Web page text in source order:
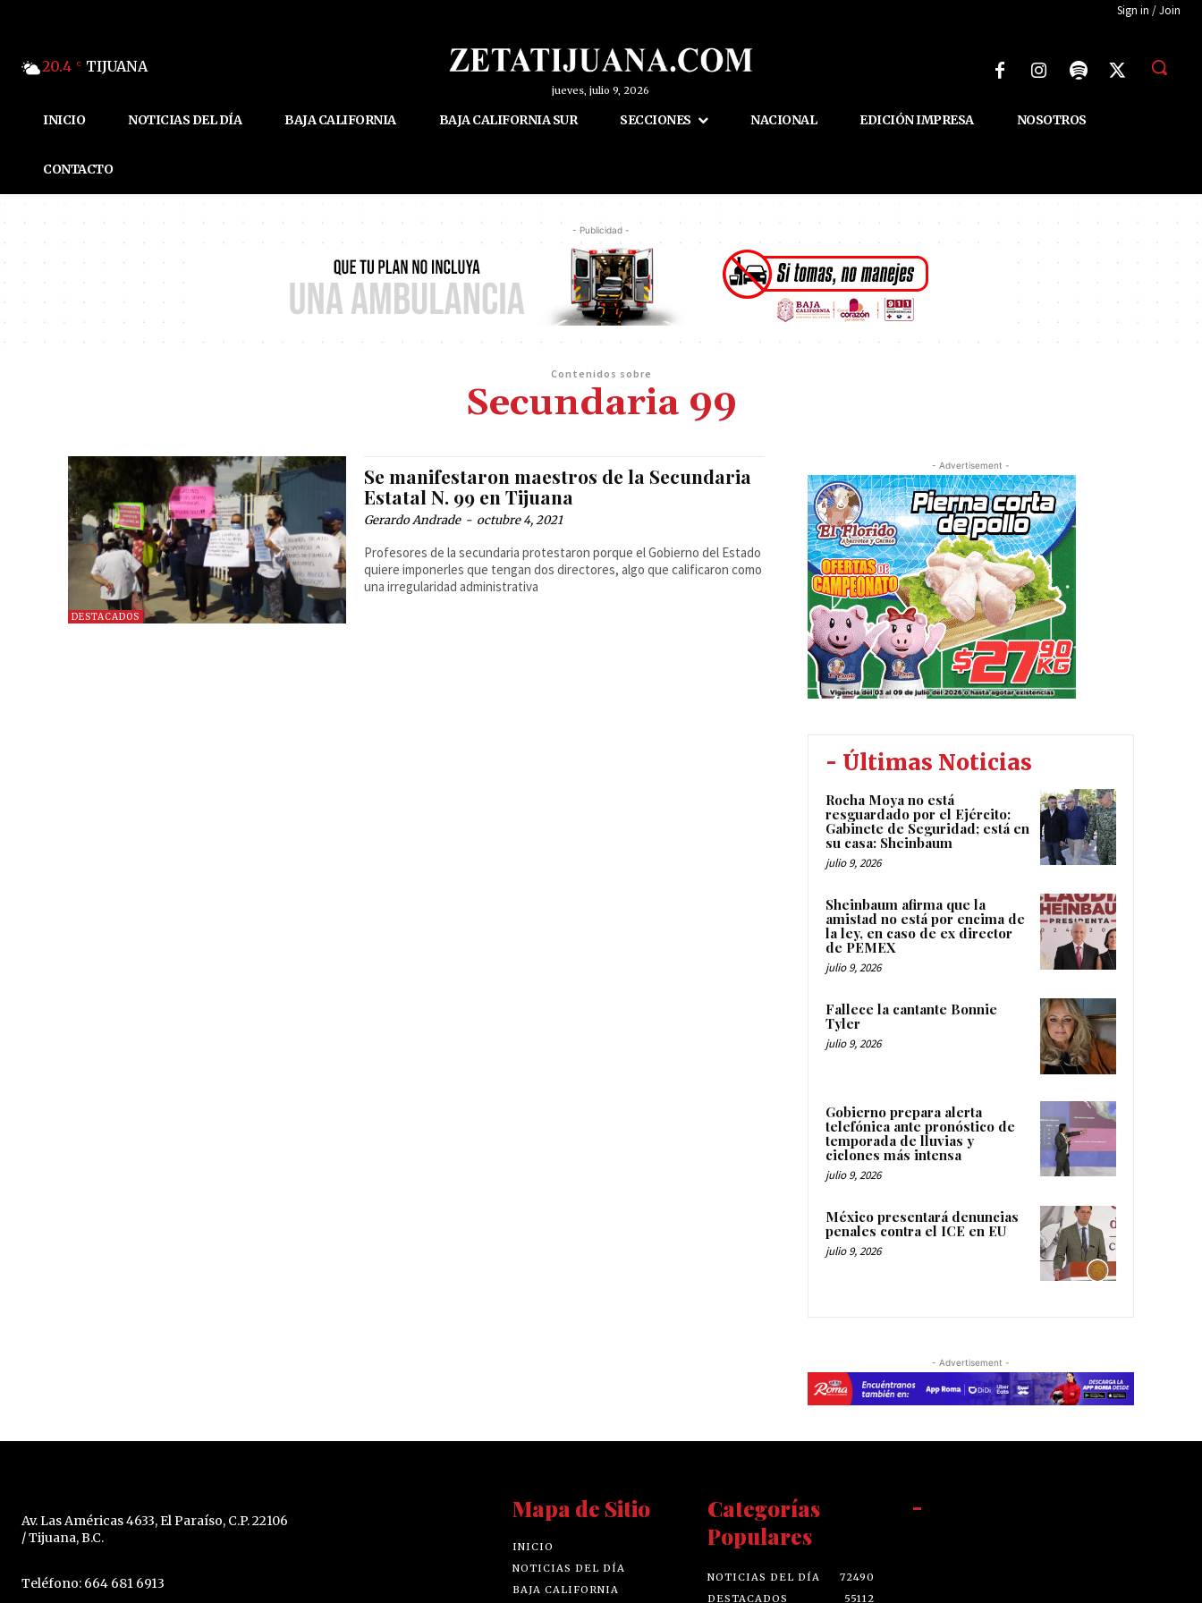
Sign in / Join
20.4 C TIJUANA
jueves, julio 9, 2026
INICIO NOTICIAS DEL DÍA BAJA CALIFORNIA BAJA CALIFORNIA SUR SECCIONES NACIONAL EDICIÓN IMPRESA NOSOTROS
CONTACTO
- Publicidad -
Contenidos sobre
Secundaria 99
DESTACADOS
Se manifestaron maestros de la Secundaria
Estatal N. 99 en Tijuana
Gerardo Andrade - octubre 4, 2021
Profesores de la secundaria protestaron porque el Gobierno del Estado
quiere imponerles que tengan dos directores, algo que calificaron como
una irregularidad administrativa
- Advertisement -
- Últimas Noticias
Rocha Moya no está
resguardado por el Ejército:
Gabinete de Seguridad; está en
su casa: Sheinbaum
julio 9, 2026
Sheinbaum afirma que la
amistad no está por encima de
la ley, en caso de ex director
de PEMEX
julio 9, 2026
Fallece la cantante Bonnie
Tyler
julio 9, 2026
Gobierno prepara alerta
telefónica ante pronóstico de
temporada de lluvias y
ciclones más intensa
julio 9, 2026
México presentará denuncias
penales contra el ICE en EU
julio 9, 2026
- Advertisement -
Av. Las Américas 4633, El Paraíso, C.P. 22106
/ Tijuana, B.C.
Teléfono: 664 681 6913
Mapa de Sitio
INICIO
NOTICIAS DEL DÍA
BAJA CALIFORNIA
Categorías
Populares
NOTICIAS DEL DÍA
72490
DESTACADOS
55112
-